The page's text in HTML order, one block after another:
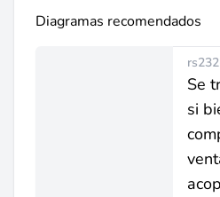
Diagramas recomendados
Se
si